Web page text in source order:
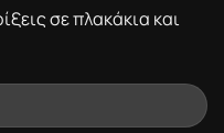
σε πλακάκια και